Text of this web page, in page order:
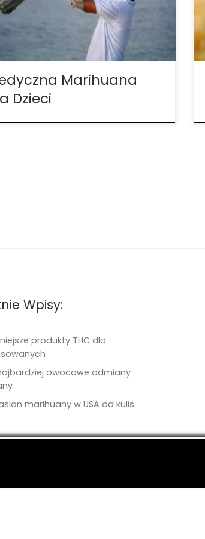
się wiedzy o
marihuanie, coraz więcej z nich
po CBD. Każdy rodzic niewątpliwie
Marihuana
Dzieci
Wpisy:
produkty THC dla
owocowe odmiany
marihuany w USA od kulis